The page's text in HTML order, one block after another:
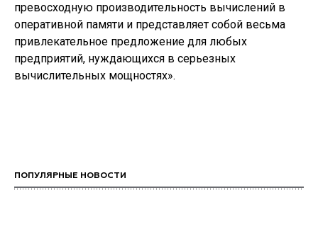
превосходную производительность вычислений в
оперативной памяти и представляет собой весьма
привлекательное предложение для любых
предприятий, нуждающихся в серьезных
вычислительных мощностях».
ПОПУЛЯРНЫЕ НОВОСТИ